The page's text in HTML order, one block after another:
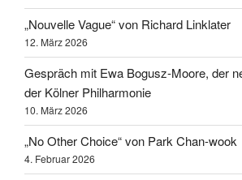
„Nouvelle Vague“ von Richard Linklater
12. März 2026
Gespräch mit Ewa Bogusz-Moore, der
der Kölner Philharmonie
10. März 2026
„No Other Choice“ von Park Chan-wook
4. Februar 2026